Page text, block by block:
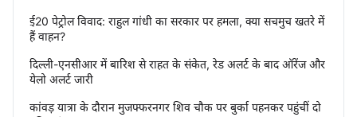
ई20 पेट्रोल विवाद: राहुल गांधी का सरकार पर हमला, क्या सचमुच खतरे में
हैं वाहन?
दिल्ली-एनसीआर में बारिश से राहत के संकेत, रेड अलर्ट के बाद ऑरेंज और
येलो अलर्ट जारी
कांवड़ यात्रा के दौरान मुजफ्फरनगर शिव चौक पर बुर्का पहनकर पहुंचीं दो